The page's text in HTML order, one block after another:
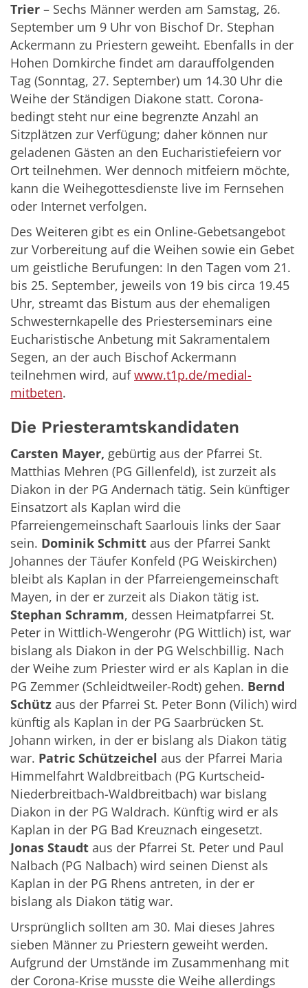
Trier – Sechs Männer werden am Samstag, 26.
September um 9 Uhr von Bischof Dr. Stephan
Ackermann zu Priestern geweiht. Ebenfalls in der
Hohen Domkirche findet am darauffolgenden
Tag (Sonntag, 27. September) um 14.30 Uhr die
Weihe der Ständigen Diakone statt. Corona-
bedingt steht nur eine begrenzte Anzahl an
Sitzplätzen zur Verfügung; daher können nur
geladenen Gästen an den Eucharistiefeiern vor
Ort teilnehmen. Wer dennoch mitfeiern möchte,
kann die Weihegottesdienste live im Fernsehen
oder Internet verfolgen.
Des Weiteren gibt es ein Online-Gebetsangebot
zur Vorbereitung auf die Weihen sowie ein Gebet
um geistliche Berufungen: In den Tagen vom 21.
bis 25. September, jeweils von 19 bis circa 19.45
Uhr, streamt das Bistum aus der ehemaligen
Schwesternkapelle des Priesterseminars eine
Eucharistische Anbetung mit Sakramentalem
Segen, an der auch Bischof Ackermann
teilnehmen wird, aufwww.t1p.de/medial-
mitbeten.
Die Priesteramtskandidaten
Carsten Mayer, gebürtig aus der Pfarrei St.
Matthias Mehren (PG Gillenfeld), ist zurzeit als
Diakon in der PG Andernach tätig. Sein künftiger
Einsatzort als Kaplan wird die
Pfarreiengemeinschaft Saarlouis links der Saar
sein. Dominik Schmitt aus der Pfarrei Sankt
Johannes der Täufer Konfeld (PG Weiskirchen)
bleibt als Kaplan in der Pfarreiengemeinschaft
Mayen, in der er zurzeit als Diakon tätig ist.
Stephan Schramm, dessen Heimatpfarrei St.
Peter in Wittlich-Wengerohr (PG Wittlich) ist, war
bislang als Diakon in der PG Welschbillig. Nach
der Weihe zum Priester wird er als Kaplan in die
PG Zemmer (Schleidtweiler-Rodt) gehen. Bernd
Schütz aus der Pfarrei St. Peter Bonn (Vilich) wird
künftig als Kaplan in der PG Saarbrücken St.
Johann wirken, in der er bislang als Diakon tätig
war. Patric Schützeichel aus der Pfarrei Maria
Himmelfahrt Waldbreitbach (PG Kurtscheid-
Niederbreitbach-Waldbreitbach) war bislang
Diakon in der PG Waldrach. Künftig wird er als
Kaplan in der PG Bad Kreuznach eingesetzt.
Jonas Staudt aus der Pfarrei St. Peter und Paul
Nalbach (PG Nalbach) wird seinen Dienst als
Kaplan in der PG Rhens antreten, in der er
bislang als Diakon tätig war.
Ursprünglich sollten am 30. Mai dieses Jahres
sieben Männer zu Priestern geweiht werden.
Aufgrund der Umstände im Zusammenhang mit
der Corona-Krise musste die Weihe allerdings